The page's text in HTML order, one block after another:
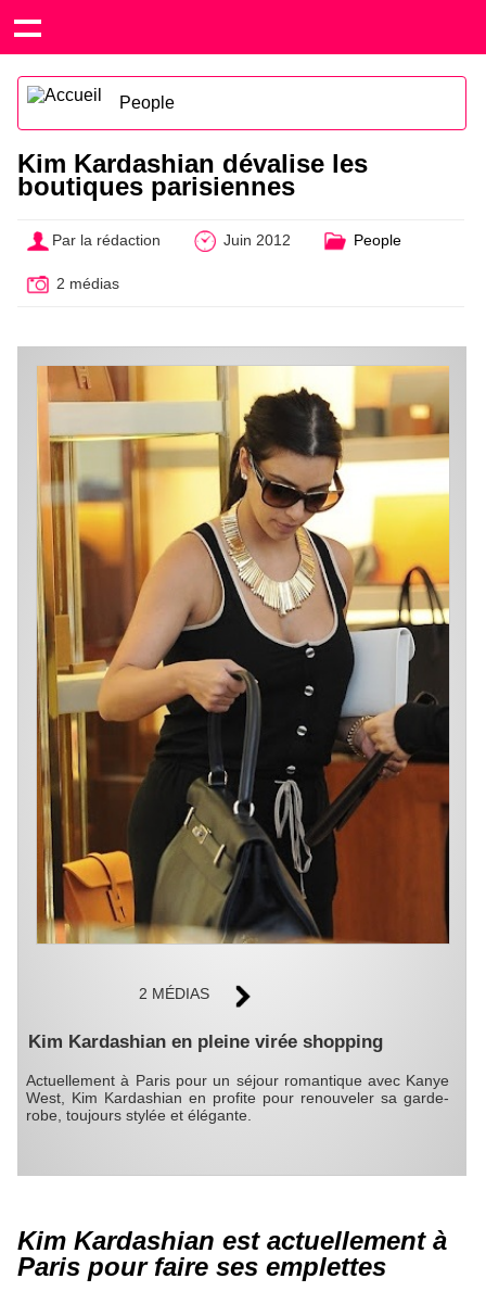
People
Kim Kardashian dévalise les
boutiques parisiennes
Par la rédaction Juin 2012 People
2 médias
2 MÉDIAS
Kim Kardashian en pleine virée shopping
Actuellement à Paris pour un séjour romantique avec Kanye
West, Kim Kardashian en profite pour renouveler sa garde-
robe, toujours stylée et élégante.
Kim Kardashian est actuellement à
Paris pour faire ses emplettes